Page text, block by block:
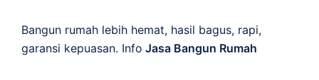
Bangun rumah lebih hemat, hasil bagus, rapi,
garansi kepuasan. Info Jasa Bangun Rumah